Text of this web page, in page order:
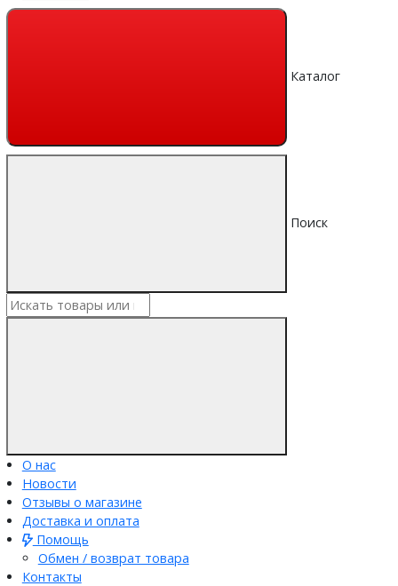
Каталог
Поиск
О нас
Новости
Отзывы о магазине
Доставка и оплата
Помощь
Обмен / возврат товара
Контакты